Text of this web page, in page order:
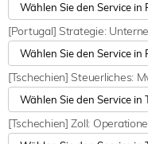
[Portugal] Strategie:
[Tschechien] Steuerliches:
[Tschechien] Zoll: